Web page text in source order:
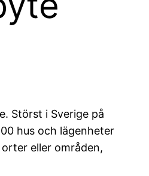
Störst i Sverige på
hus och lägenheter
eller områden,